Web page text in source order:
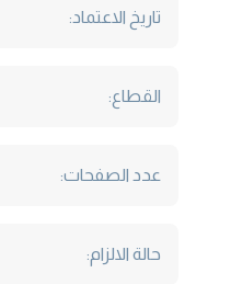
تاريخ الاعتماد:
القطاع:
عدد الصفحات:
حالة الالزام: